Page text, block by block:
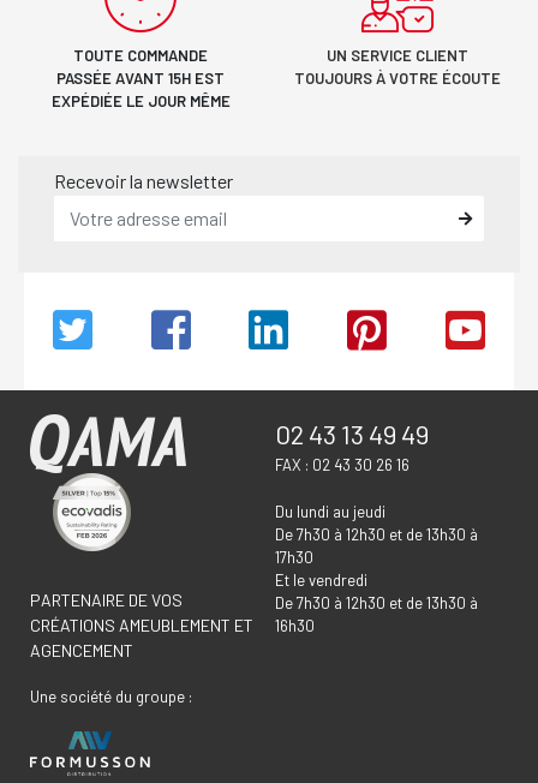
TOUTE COMMANDE
PASSÉE AVANT 15H EST
EXPÉDIÉE LE JOUR MÊME
UN SERVICE CLIENT
TOUJOURS À VOTRE ÉCOUTE
Recevoir la newsletter
PARTENAIRE DE VOS
CRÉATIONS AMEUBLEMENT ET
AGENCEMENT
Une société du groupe :
02 43 13 49 49
FAX : 02 43 30 26 16
Du lundi au jeudi
De 7h30 à 12h30 et de 13h30 à
17h30
Et le vendredi
De 7h30 à 12h30 et de 13h30 à
16h30